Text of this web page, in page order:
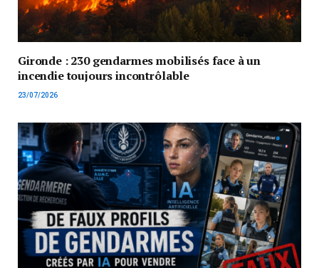
Gironde : 230 gendarmes mobilisés face à un
incendie toujours incontrôlable
23/07/2026